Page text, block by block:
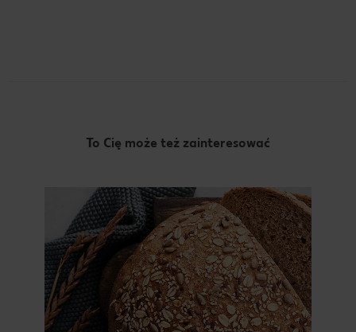
To Cię może też zainteresować